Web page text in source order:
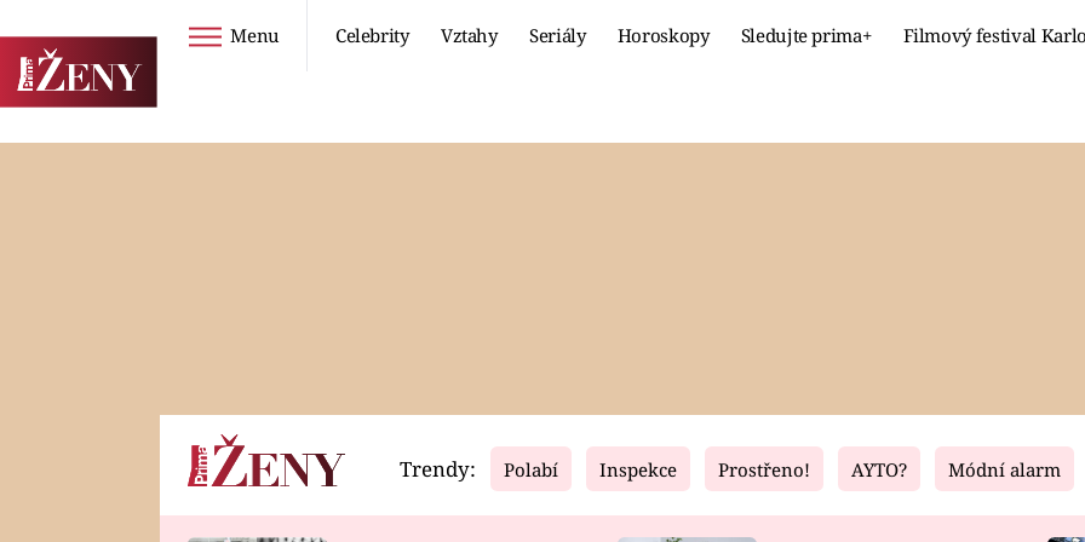
Menu Celebrity Vztahy Seriály Horoskopy Sledujte prima+ Filmový festival
Horoskopy Video Fresh Living
Trendy: Polabí Inspekce Prostřeno! AYTO? Módní alarm